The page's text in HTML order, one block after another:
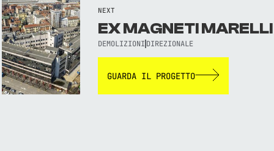
NEXT
EX MAGNETI MARELLI
DEMOLIZIONI DIREZIONALE
GUARDA IL PROGETTO